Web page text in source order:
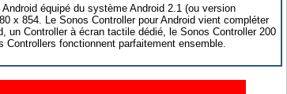
équipé du système Android 2.1 (ou version
x 854. Le Sonos Controller pour Android vient compléter
Controller à écran tactile dédié, le Sonos Controller 200
fonctionnent parfaitement ensemble.